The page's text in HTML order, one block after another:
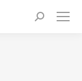
Search: